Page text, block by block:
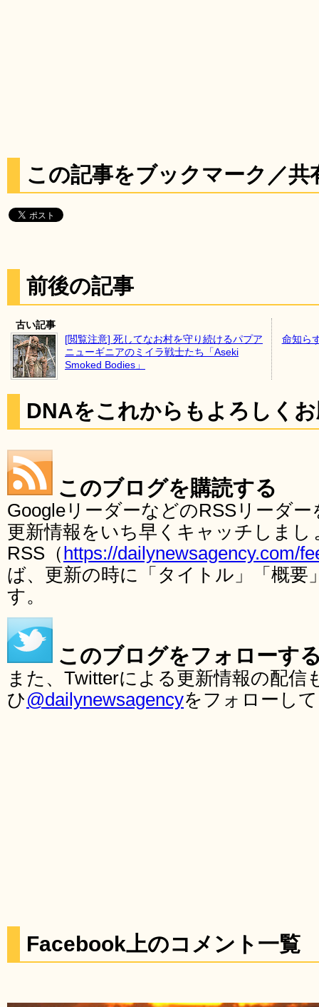
この記事をブックマーク／共
前後の記事
古い記事
[閲覧注意] 死してなお村を守り続けるパプア
ニューギニアのミイラ戦士たち「Aseki
Smoked Bodies」
命知ら
DNAをこれからもよろしく
このブログを購読する
GoogleリーダーなどのRSSリーダ
更新情報をいち早くキャッチしま
RSS（ https://dailynewsagency.com/
ば、更新の時に「タイトル」「概要
す。
このブログをフォローす
また、Twitterによる更新情報の配
ひ@dailynewsagencyをフォローし
Facebook上のコメント一覧